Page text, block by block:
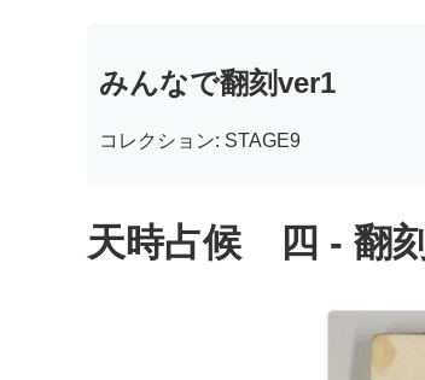
みんなで翻刻ver1
コレクション: STAGE9
天時占候 四 - 翻刻